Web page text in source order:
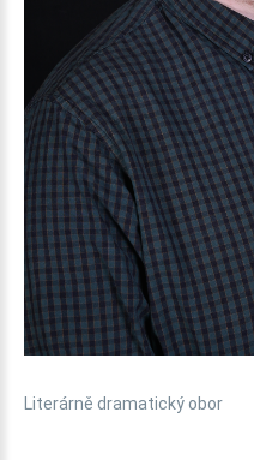
Literárně dramatický obor